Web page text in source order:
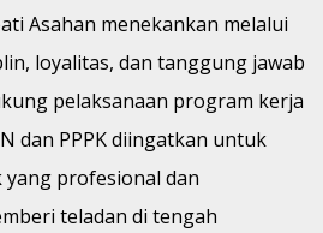
Asahan menekankan melalui
loyalitas, dan tanggung jawab
pelaksanaan program kerja
dan PPPK diingatkan untuk
yang profesional dan
teladan di tengah